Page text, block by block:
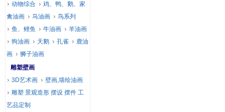
动物综合
鸡、鸭、鹅、家
禽油画
马油画
鸟系列
鱼、鲤鱼
牛油画
羊油画
狗油画
天鹅 孔雀
鹿油
画
狮子油画
雕塑壁画
3D艺术画
壁画,墙绘油画
雕塑 景观造形 摆设 摆件 工
艺品定制